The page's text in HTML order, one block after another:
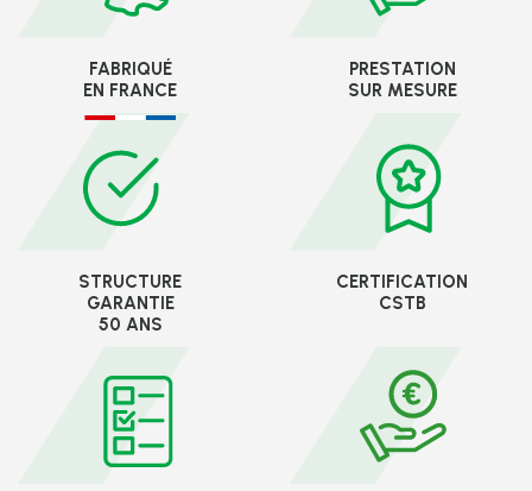
FABRIQUÉ
EN FRANCE
PRESTATION
SUR MESURE
STRUCTURE
GARANTIE
50 ANS
CERTIFICATION
CSTB